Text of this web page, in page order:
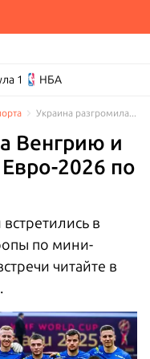
1 НБА
Венгрию и
2026 по
в
по мини-
читайте в